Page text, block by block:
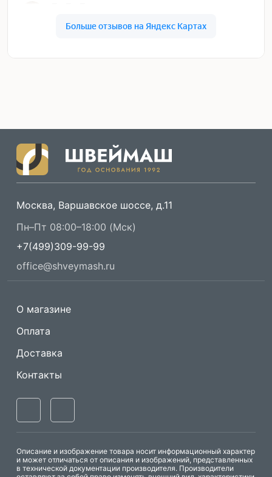
Москва, Варшавское шоссе, д.11
Пн–Пт 08:00–18:00 (Мск)
+7(499)309-99-99
office@shveymash.ru
О магазине
Оплата
Доставка
Контакты
Описание и изображение товара носит информационный характер
и может отличаться от описания и изображений, представленных
в технической документации производителя. Производители